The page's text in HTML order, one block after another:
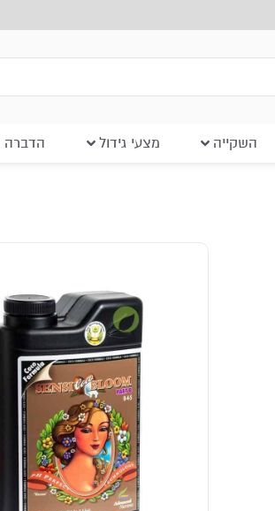
השקייה מצעי גידול הדברה